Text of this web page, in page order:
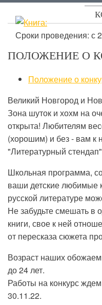
Сроки проведения: с
ПОЛОЖЕНИЕ О
Положение о
Великий Новгород и
Зона шуток и хохм на
открыта! Любителям
(хорошим) и без - вам к
"Литературный
Школьная программа,
ваши детские любимые
русской литературе
Не забудьте смешать
книги, свое к ней
от пересказа сюжета
Возраст наших
до 24 лет.
Работы на конкурс
30.11.22.